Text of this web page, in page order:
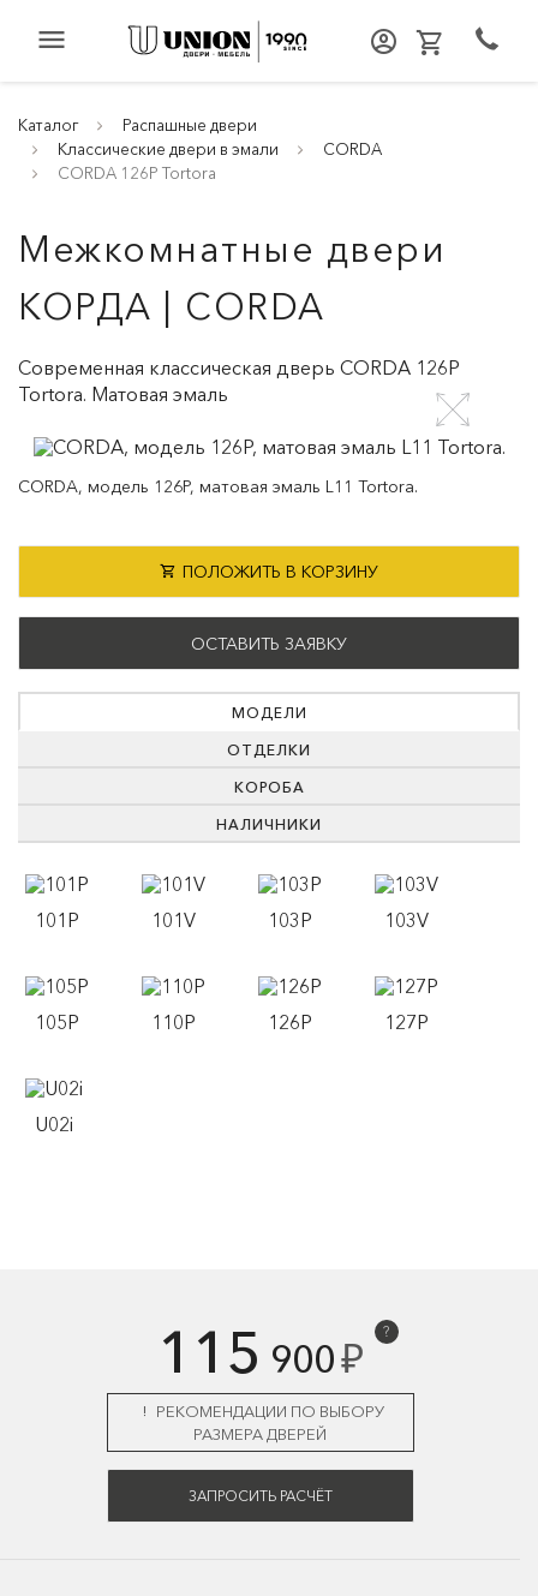
menu
Каталог
Распашные двери
Классические двери в эмали
CORDA
CORDA 126P Tortora
Межкомнатные двери
КОРДА | CORDA
Современная классическая дверь CORDA 126P
Tortora. Матовая эмаль
CORDA, модель 126P, матовая эмаль L11 Tortora.
ПОЛОЖИТЬ В КОРЗИНУ
ОСТАВИТЬ ЗАЯВКУ
МОДЕЛИ
ОТДЕЛКИ
КОРОБА
НАЛИЧНИКИ
101P 101V 103P 103V
105P 110P 126P 127P
U02i
115 900₽
?
РЕКОМЕНДАЦИИ ПО ВЫБОРУ
РАЗМЕРА ДВЕРЕЙ
ЗАПРОСИТЬ РАСЧЁТ